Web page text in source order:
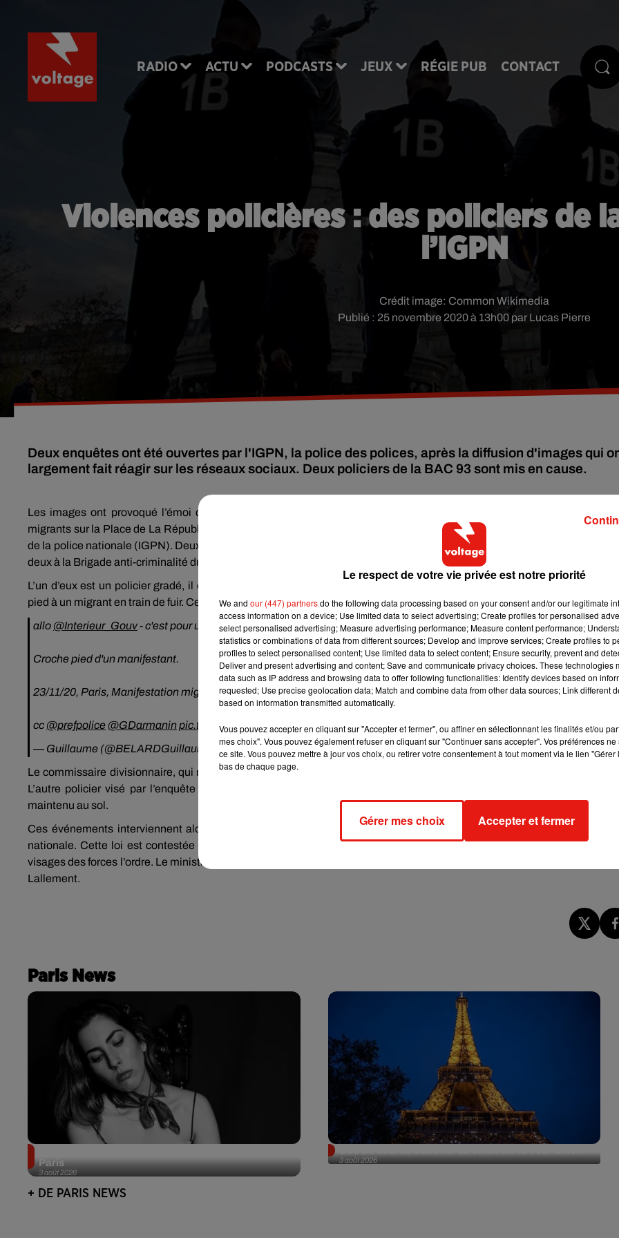
RADIO ACTU PODCASTS JEUX RÉGIE PUB CONTACT
Violences policières : des policiers de
l’IGPN
Publié : 25 novembre 2020 à 13h00 par Lucas Pierre
Crédit image: Common Wikimedia
Deux enquêtes ont été ouvertes par l'IGPN, la police des polices, après la diffusion d'images qui
largement fait réagir sur les réseaux sociaux. Deux policiers de la BAC 93 sont mis en cause.
Les images ont provoqué l’émoi des réseaux sociaux lundi soir. Après l’évacuation musclée de plusieurs centaines
migrants sur la Place de La République à Paris par les forces de l’ordre, une enquête a été ouverte par l’Inspection
de la police nationale (IGPN). Deux policiers en particulier sont dans le viseur de la police des polices : ils travaillent tous
deux à la Brigade anti-criminalité du 93 de nuit.
L’un d’eux est un policier gradé, il est commissaire divisionnaire et il est soupçonné d’avoir volontairement fait un
pied à un migrant en train de fuir. Cet acte a même été filmé et largement diffusé sur les réseaux sociaux.
allo @Interieur_Gouv- c'est pour un signalement - 971
Croche pied d'un manifestant.
23/11/20, Paris, Manifestation migrants. Source vidéo: @AnthonyDepe
cc @prefpolice @GDarmaninpic.twitter.com/SSP5LXU3yc
— Guillaume (@BELARDGuillaume) November 23, 2020
Le commissaire divisionnaire, qui n’est apparemment pas un habitué du terrain, serait arrivé il y a quatre ans à la BAC
L’autre policier visé par l’enquête de l’IGPN est un gardien de la paix. Il a été filmé alors qu’il molestait un
maintenu au sol.
Ces événements interviennent alors que la proposition de loi « Sécurité Globale » a été votée ce mardi à
nationale. Cette loi est contestée depuis plusieurs jours en raison d’un article qui interdirait la diffusion malveillante
visages des forces l’ordre. Le ministre de l'Intérieur a, de son côté, renouvellé sa confiance au Préfet de police de Paris
Lallement.
Paris News
3 août 2026
Paris
3 août 2026
+ DE PARIS NEWS
Le respect de votre vie privée est notre priorité
We and our (447) partnersdo the following data processing based on your consent and/or our legitimate
access information on a device; Use limited data to select advertising; Create profiles for personalised
select personalised advertising; Measure advertising performance; Measure content performance;
statistics or combinations of data from different sources; Develop and improve services; Create profiles to
profiles to select personalised content; Use limited data to select content; Ensure security, prevent and
Deliver and present advertising and content; Save and communicate privacy choices. These technologies
data such as IP address and browsing data to offer following functionalities: Identify devices based on
requested; Use precise geolocation data; Match and combine data from other data sources; Link different
based on information transmitted automatically.
Vous pouvez accepter en cliquant sur "Accepter et fermer", ou affiner en sélectionnant les finalités et/ou
mes choix". Vous pouvez également refuser en cliquant sur "Continuer sans accepter". Vos préférences
ce site. Vous pouvez mettre à jour vos choix, ou retirer votre consentement à tout moment via le lien
bas de chaque page.
Gérer mes choix Accepter et fermer